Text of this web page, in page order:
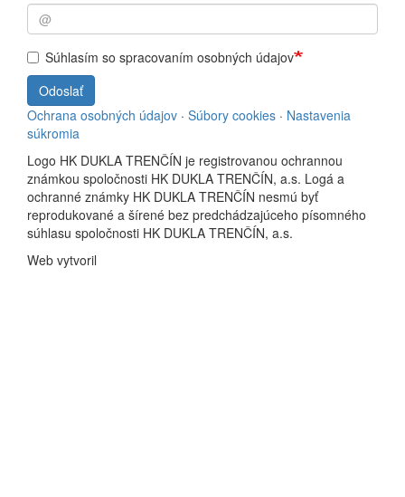
Súhlasím so spracovaním osobných údajov
Odoslať
Ochrana osobných údajov · Súbory cookies · Nastavenia
súkromia
Logo HK DUKLA TRENČÍN je registrovanou ochrannou
známkou spoločnosti HK DUKLA TRENČÍN, a.s. Logá a
ochranné známky HK DUKLA TRENČÍN nesmú byť
reprodukované a šírené bez predchádzajúceho písomného
súhlasu spoločnosti HK DUKLA TRENČÍN, a.s.
Web vytvoril